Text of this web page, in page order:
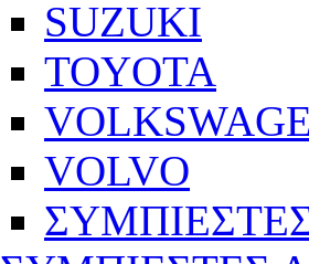
SUZUKI
TOYOTA
VOLVO